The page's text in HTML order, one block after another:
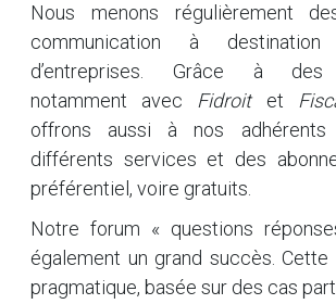
Nous menons régulièrement
communication à
d’entreprises. Grâce à des
notamment avec Fidroitet
offrons aussi à nos
différents services et des
préférentiel, voire gratuits.
Notre forum « questions
également un grand succès.
pragmatique, basée sur des cas